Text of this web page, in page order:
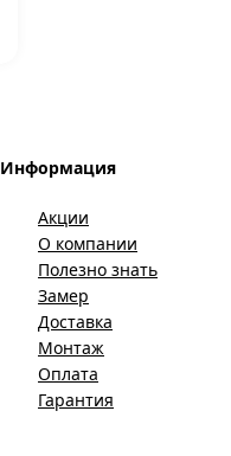
Информация
Акции
О компании
Полезно знать
Замер
Доставка
Монтаж
Оплата
Гарантия